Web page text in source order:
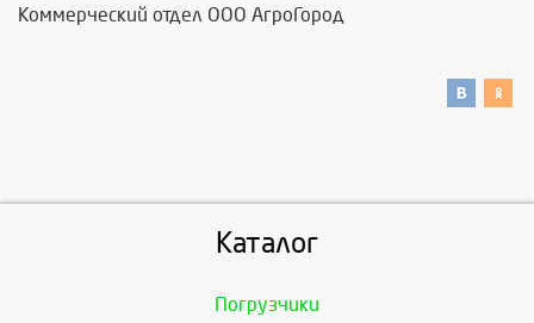
Коммерческий отдел ООО АгроГород
Каталог
Погрузчики